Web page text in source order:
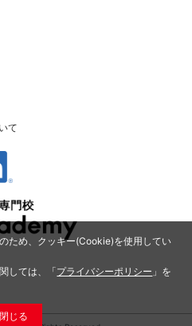
ため、クッキー(Cookie)を使用してい
しては、「プライバシーポリシー 」を
閉じる
て